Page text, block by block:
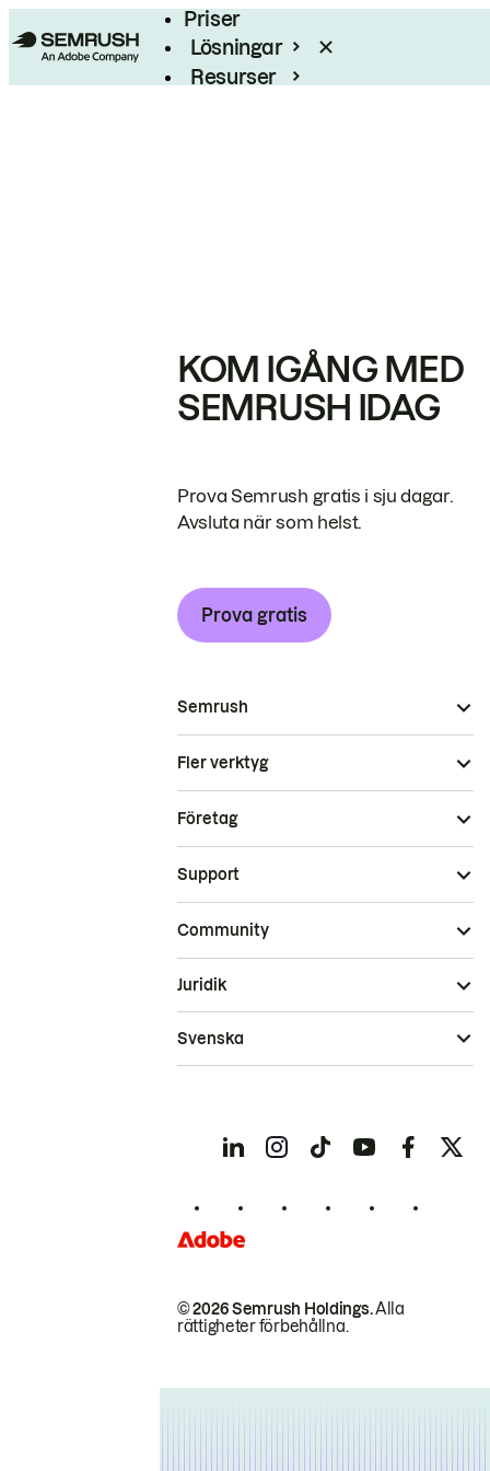
Priser
Lösningar
Resurser
KOM IGÅNG MED
SEMRUSH IDAG
Prova Semrush gratis i sju dagar.
Avsluta när som helst.
Prova gratis
Semrush
Fler verktyg
Företag
Support
Community
© 2026 Semrush Holdings.Alla
rättigheter förbehållna.
Juridik
Svenska